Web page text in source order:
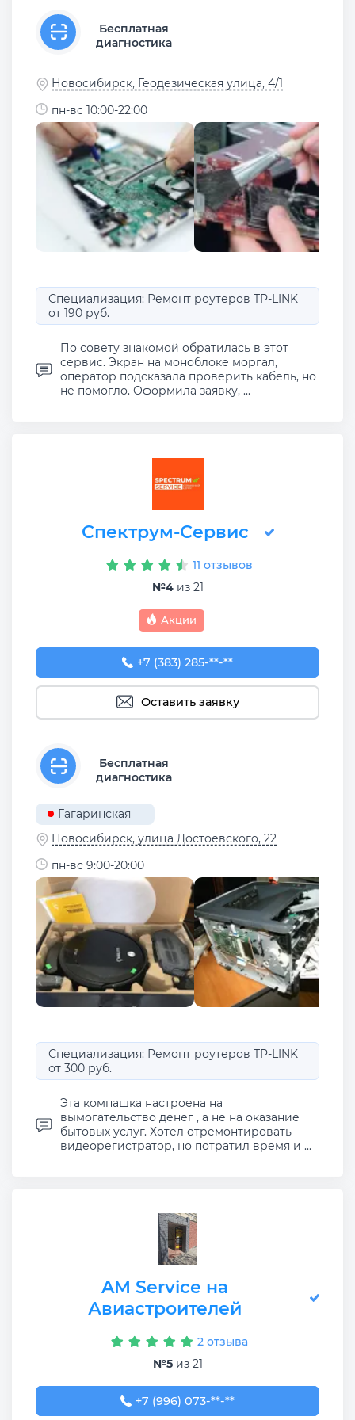
Бесплатная
диагностика
Новосибирск, Геодезическая улица, 4/1
пн-вс 10:00-22:00
Специализация: Ремонт роутеров TP-LINK
от 190 руб.
По совету знакомой обратилась в этот
сервис. Экран на моноблоке моргал,
оператор подсказала проверить кабель, но
не помогло. Оформила заявку, ...
Спектрум-Сервис
11 отзывов
№4из 21
Акции
+7 (383) 285-96-21
+7 (383) 285-**-**
Оставить заявку
Бесплатная
диагностика
Гагаринская
Новосибирск, улица Достоевского, 22
пн-вс 9:00-20:00
Специализация: Ремонт роутеров TP-LINK
от 300 руб.
Эта компашка настроена на
вымогательство денег , а не на оказание
бытовых услуг. Хотел отремонтировать
видеорегистратор, но потратил время и ...
AM Service на
Авиастроителей
2 отзыва
№5из 21
+7 (996) 073-00-25
+7 (996) 073-**-**